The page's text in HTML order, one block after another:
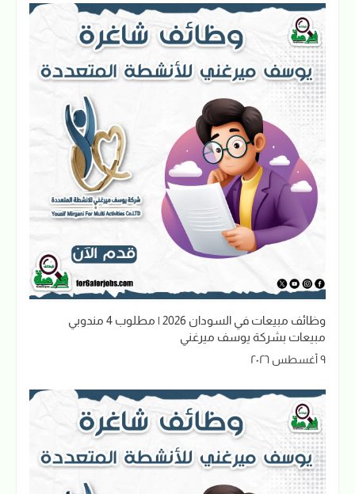
وظائف مبيعات في السودان 2026 | مطلوب 4 مندوبي
مبيعات بشركة يوسف ميرغني
٩ أغسطس ٢٠٢٦